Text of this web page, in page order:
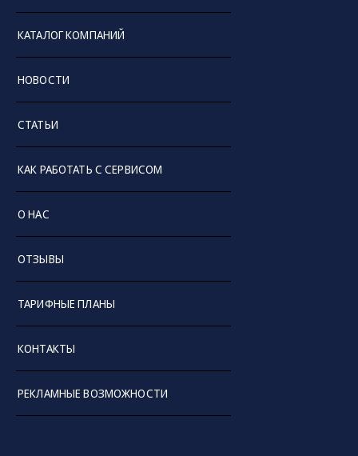
СОЦ. СЕТИ ТЕЛЕФОН
КАТАЛОГ КОМПАНИЙ
НОВОСТИ
СТАТЬИ
КАК РАБОТАТЬ С СЕРВИСОМ
О НАС
ОТЗЫВЫ
ТАРИФНЫЕ ПЛАНЫ
КОНТАКТЫ
РЕКЛАМНЫЕ ВОЗМОЖНОСТИ